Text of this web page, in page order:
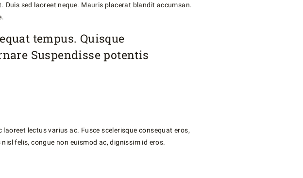
sed laoreet neque. Mauris placerat blandit accumsan.
tempus. Quisque
Suspendisse potentis
lectus varius ac. Fusce scelerisque consequat eros,
felis, congue non euismod ac, dignissim id eros.